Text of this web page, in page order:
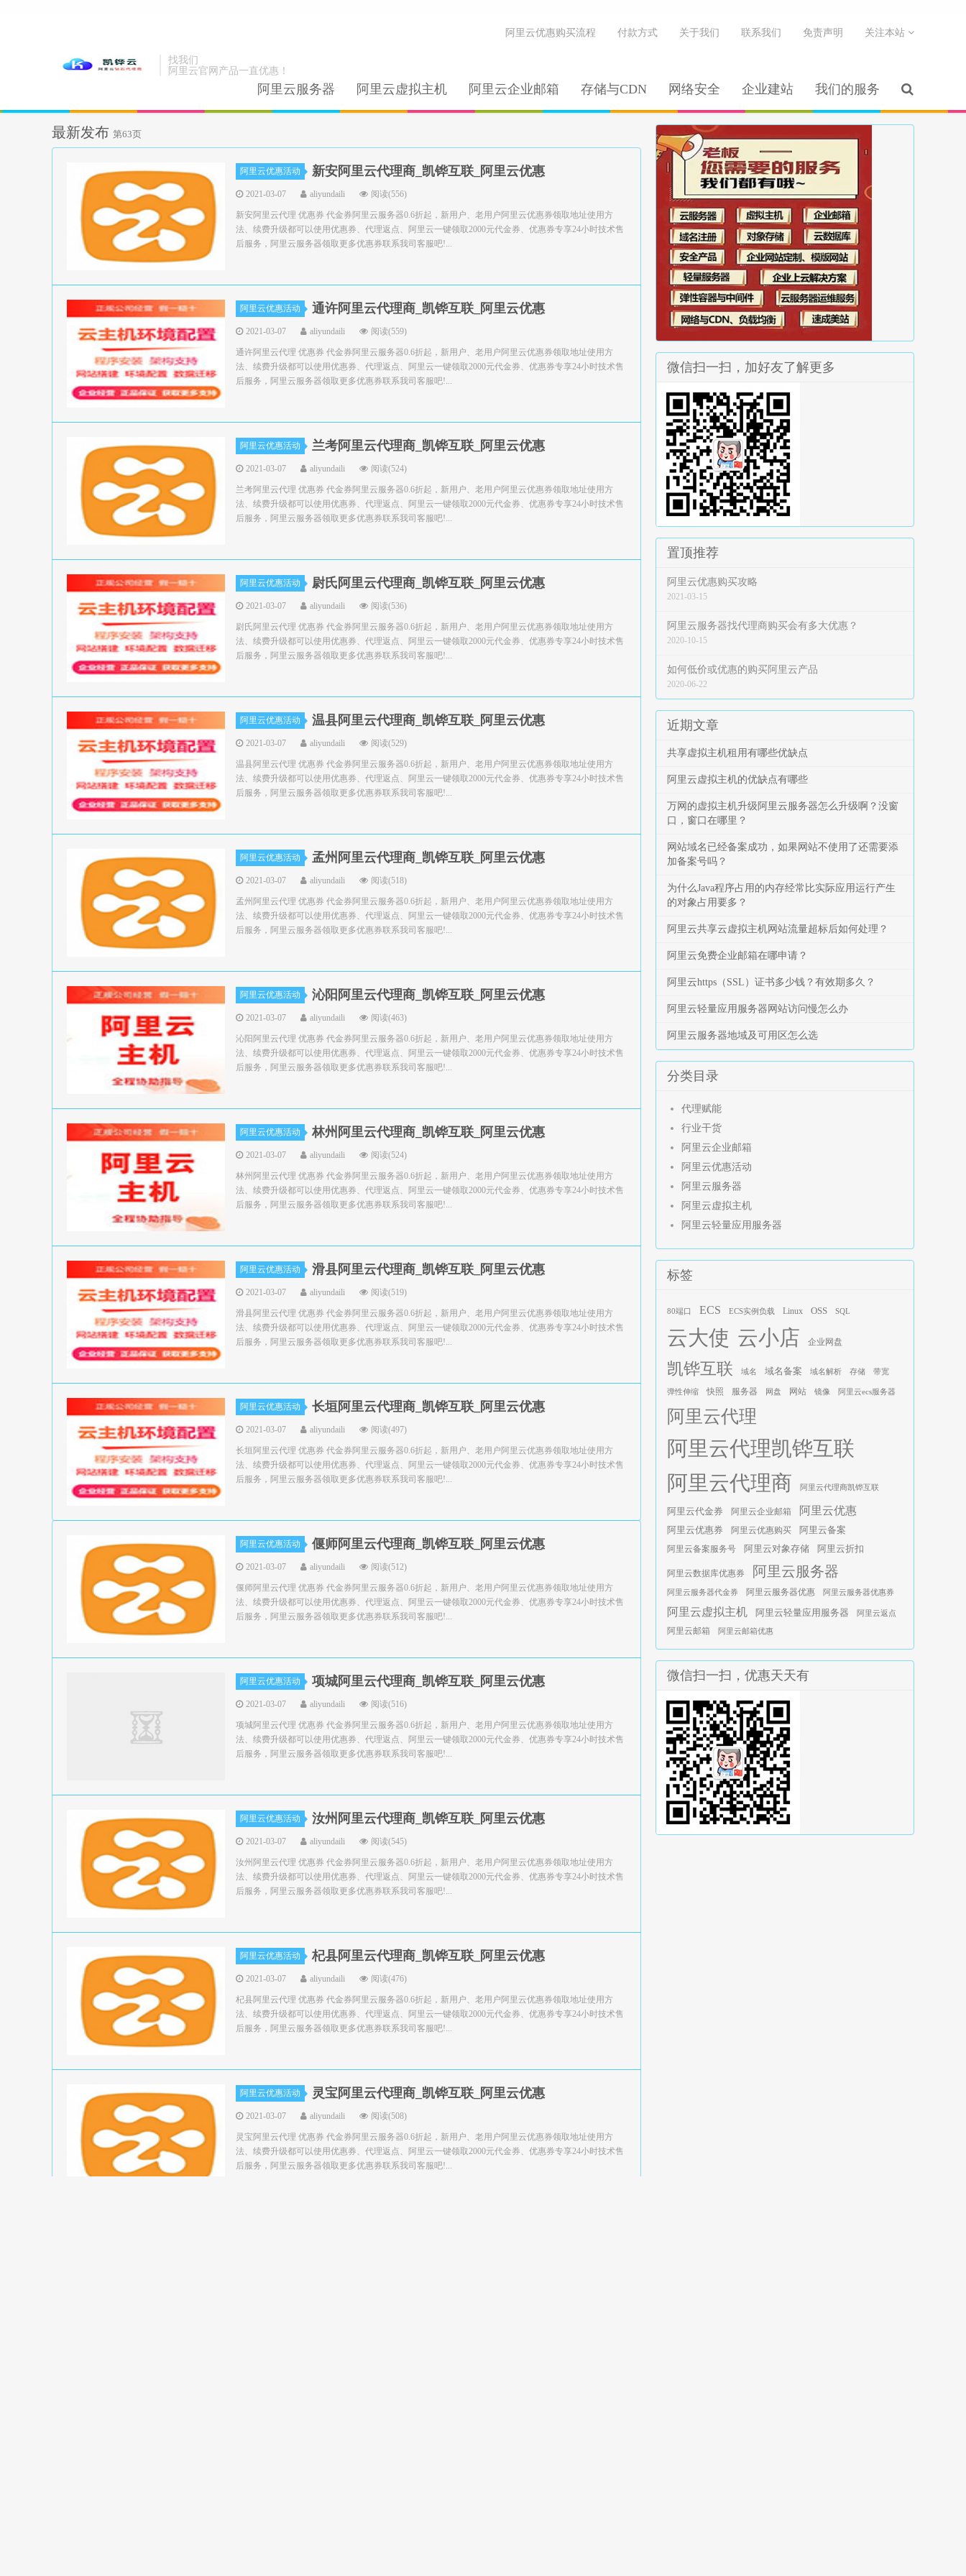
找我们
阿里云官网产品一直优惠！
阿里云服务器 阿里云虚拟主机 阿里云企业邮箱 存储与CDN 网络安全 企业建站 我们的服务
阿里云优惠购买流程 付款方式 关于我们 联系我们 免责声明 关注本站
最新发布 第63页
阿里云优惠活动 新安阿里云代理商_凯铧互联_阿里云优惠
2021-03-07 aliyundaili 阅读(556)
新安阿里云代理 优惠券 代金券阿里云服务器0.6折起，新用户、老用户阿里云优惠券领取地址使用方
法、续费升级都可以使用优惠券、代理返点、阿里云一键领取2000元代金券、优惠券专享24小时技术售
后服务，阿里云服务器领取更多优惠券联系我司客服吧!...
阿里云优惠活动 通许阿里云代理商_凯铧互联_阿里云优惠
2021-03-07 aliyundaili 阅读(559)
通许阿里云代理 优惠券 代金券阿里云服务器0.6折起，新用户、老用户阿里云优惠券领取地址使用方
法、续费升级都可以使用优惠券、代理返点、阿里云一键领取2000元代金券、优惠券专享24小时技术售
后服务，阿里云服务器领取更多优惠券联系我司客服吧!...
阿里云优惠活动 兰考阿里云代理商_凯铧互联_阿里云优惠
2021-03-07 aliyundaili 阅读(524)
兰考阿里云代理 优惠券 代金券阿里云服务器0.6折起，新用户、老用户阿里云优惠券领取地址使用方
法、续费升级都可以使用优惠券、代理返点、阿里云一键领取2000元代金券、优惠券专享24小时技术售
后服务，阿里云服务器领取更多优惠券联系我司客服吧!...
阿里云优惠活动 尉氏阿里云代理商_凯铧互联_阿里云优惠
2021-03-07 aliyundaili 阅读(536)
尉氏阿里云代理 优惠券 代金券阿里云服务器0.6折起，新用户、老用户阿里云优惠券领取地址使用方
法、续费升级都可以使用优惠券、代理返点、阿里云一键领取2000元代金券、优惠券专享24小时技术售
后服务，阿里云服务器领取更多优惠券联系我司客服吧!...
阿里云优惠活动 温县阿里云代理商_凯铧互联_阿里云优惠
2021-03-07 aliyundaili 阅读(529)
温县阿里云代理 优惠券 代金券阿里云服务器0.6折起，新用户、老用户阿里云优惠券领取地址使用方
法、续费升级都可以使用优惠券、代理返点、阿里云一键领取2000元代金券、优惠券专享24小时技术售
后服务，阿里云服务器领取更多优惠券联系我司客服吧!...
阿里云优惠活动 孟州阿里云代理商_凯铧互联_阿里云优惠
2021-03-07 aliyundaili 阅读(518)
孟州阿里云代理 优惠券 代金券阿里云服务器0.6折起，新用户、老用户阿里云优惠券领取地址使用方
法、续费升级都可以使用优惠券、代理返点、阿里云一键领取2000元代金券、优惠券专享24小时技术售
后服务，阿里云服务器领取更多优惠券联系我司客服吧!...
阿里云优惠活动 沁阳阿里云代理商_凯铧互联_阿里云优惠
2021-03-07 aliyundaili 阅读(463)
沁阳阿里云代理 优惠券 代金券阿里云服务器0.6折起，新用户、老用户阿里云优惠券领取地址使用方
法、续费升级都可以使用优惠券、代理返点、阿里云一键领取2000元代金券、优惠券专享24小时技术售
后服务，阿里云服务器领取更多优惠券联系我司客服吧!...
阿里云优惠活动 林州阿里云代理商_凯铧互联_阿里云优惠
2021-03-07 aliyundaili 阅读(524)
林州阿里云代理 优惠券 代金券阿里云服务器0.6折起，新用户、老用户阿里云优惠券领取地址使用方
法、续费升级都可以使用优惠券、代理返点、阿里云一键领取2000元代金券、优惠券专享24小时技术售
后服务，阿里云服务器领取更多优惠券联系我司客服吧!...
阿里云优惠活动 滑县阿里云代理商_凯铧互联_阿里云优惠
2021-03-07 aliyundaili 阅读(519)
滑县阿里云代理 优惠券 代金券阿里云服务器0.6折起，新用户、老用户阿里云优惠券领取地址使用方
法、续费升级都可以使用优惠券、代理返点、阿里云一键领取2000元代金券、优惠券专享24小时技术售
后服务，阿里云服务器领取更多优惠券联系我司客服吧!...
阿里云优惠活动 长垣阿里云代理商_凯铧互联_阿里云优惠
2021-03-07 aliyundaili 阅读(497)
长垣阿里云代理 优惠券 代金券阿里云服务器0.6折起，新用户、老用户阿里云优惠券领取地址使用方
法、续费升级都可以使用优惠券、代理返点、阿里云一键领取2000元代金券、优惠券专享24小时技术售
后服务，阿里云服务器领取更多优惠券联系我司客服吧!...
阿里云优惠活动 偃师阿里云代理商_凯铧互联_阿里云优惠
2021-03-07 aliyundaili 阅读(512)
偃师阿里云代理 优惠券 代金券阿里云服务器0.6折起，新用户、老用户阿里云优惠券领取地址使用方
法、续费升级都可以使用优惠券、代理返点、阿里云一键领取2000元代金券、优惠券专享24小时技术售
后服务，阿里云服务器领取更多优惠券联系我司客服吧!...
阿里云优惠活动 项城阿里云代理商_凯铧互联_阿里云优惠
2021-03-07 aliyundaili 阅读(516)
项城阿里云代理 优惠券 代金券阿里云服务器0.6折起，新用户、老用户阿里云优惠券领取地址使用方
法、续费升级都可以使用优惠券、代理返点、阿里云一键领取2000元代金券、优惠券专享24小时技术售
后服务，阿里云服务器领取更多优惠券联系我司客服吧!...
阿里云优惠活动 汝州阿里云代理商_凯铧互联_阿里云优惠
2021-03-07 aliyundaili 阅读(545)
汝州阿里云代理 优惠券 代金券阿里云服务器0.6折起，新用户、老用户阿里云优惠券领取地址使用方
法、续费升级都可以使用优惠券、代理返点、阿里云一键领取2000元代金券、优惠券专享24小时技术售
后服务，阿里云服务器领取更多优惠券联系我司客服吧!...
阿里云优惠活动 杞县阿里云代理商_凯铧互联_阿里云优惠
2021-03-07 aliyundaili 阅读(476)
杞县阿里云代理 优惠券 代金券阿里云服务器0.6折起，新用户、老用户阿里云优惠券领取地址使用方
法、续费升级都可以使用优惠券、代理返点、阿里云一键领取2000元代金券、优惠券专享24小时技术售
后服务，阿里云服务器领取更多优惠券联系我司客服吧!...
阿里云优惠活动 灵宝阿里云代理商_凯铧互联_阿里云优惠
2021-03-07 aliyundaili 阅读(508)
灵宝阿里云代理 优惠券 代金券阿里云服务器0.6折起，新用户、老用户阿里云优惠券领取地址使用方
法、续费升级都可以使用优惠券、代理返点、阿里云一键领取2000元代金券、优惠券专享24小时技术售
后服务，阿里云服务器领取更多优惠券联系我司客服吧!...
微信扫一扫，加好友了解更多
置顶推荐
阿里云优惠购买攻略
2021-03-15
阿里云服务器找代理商购买会有多大优惠？
2020-10-15
如何低价或优惠的购买阿里云产品
2020-06-22
近期文章
共享虚拟主机租用有哪些优缺点
阿里云虚拟主机的优缺点有哪些
万网的虚拟主机升级阿里云服务器怎么升级啊？没窗
口，窗口在哪里？
网站域名已经备案成功，如果网站不使用了还需要添
加备案号吗？
为什么Java程序占用的内存经常比实际应用运行产生
的对象占用要多？
阿里云共享云虚拟主机网站流量超标后如何处理？
阿里云免费企业邮箱在哪申请？
阿里云https（SSL）证书多少钱？有效期多久？
阿里云轻量应用服务器网站访问慢怎么办
阿里云服务器地域及可用区怎么选
分类目录
代理赋能
行业干货
阿里云企业邮箱
阿里云优惠活动
阿里云服务器
阿里云虚拟主机
阿里云轻量应用服务器
标签
80端口 ECS ECS实例负载 Linux OSS SQL
云大使 云小店 企业网盘
凯铧互联 域名 域名备案 域名解析 存储 带宽
弹性伸缩 快照 服务器 网盘 网站 镜像 阿里云ecs服务器
阿里云代理
阿里云代理凯铧互联
阿里云代理商
阿里云代理商凯铧互联
阿里云代金券 阿里云企业邮箱 阿里云优惠
阿里云优惠券 阿里云优惠购买
阿里云备案
阿里云备案服务号
阿里云对象存储 阿里云折扣
阿里云数据库优惠券 阿里云服务器
阿里云服务器代金券 阿里云服务器优惠 阿里云服务器优惠券
阿里云虚拟主机 阿里云轻量应用服务器 阿里云返点
阿里云邮箱 阿里云邮箱优惠
微信扫一扫，优惠天天有